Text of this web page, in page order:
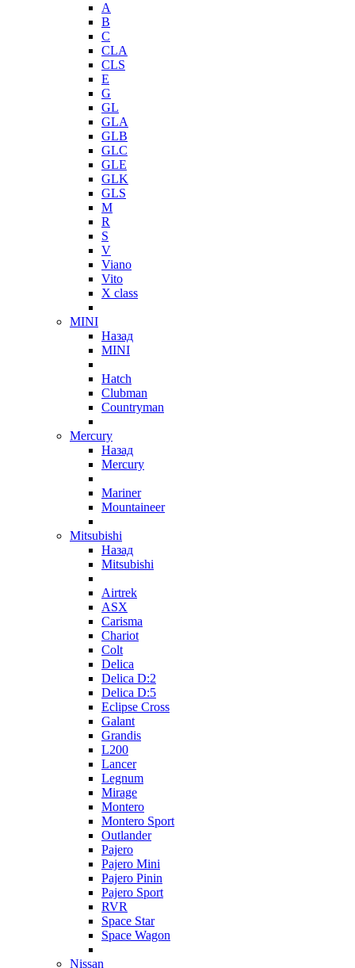
A
B
C
CLA
CLS
E
G
GL
GLA
GLB
GLC
GLE
GLK
GLS
M
R
S
V
Viano
Vito
X class
MINI
Назад
MINI
Hatch
Clubman
Countryman
Mercury
Назад
Mercury
Mariner
Mountaineer
Mitsubishi
Назад
Mitsubishi
Airtrek
ASX
Carisma
Chariot
Colt
Delica
Delica D:2
Delica D:5
Eclipse Cross
Galant
Grandis
L200
Lancer
Legnum
Mirage
Montero
Montero Sport
Outlander
Pajero
Pajero Mini
Pajero Pinin
Pajero Sport
RVR
Space Star
Space Wagon
Nissan